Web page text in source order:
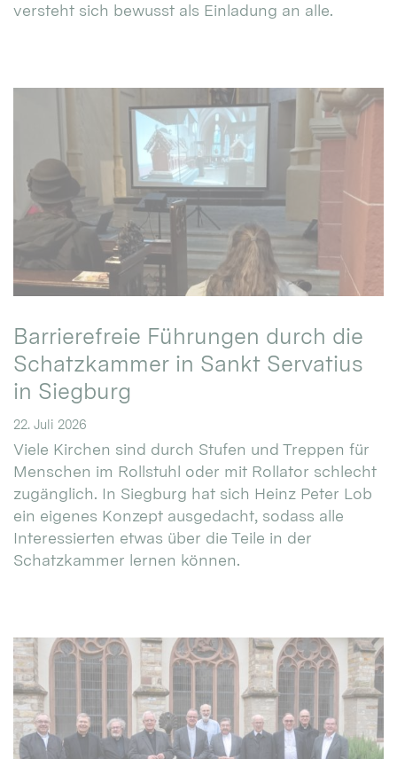
versteht sich bewusst als Einladung an alle.
Barrierefreie Führungen durch die
Schatzkammer in Sankt Servatius
in Siegburg
22. Juli 2026
Viele Kirchen sind durch Stufen und Treppen für
Menschen im Rollstuhl oder mit Rollator schlecht
zugänglich. In Siegburg hat sich Heinz Peter Lob
ein eigenes Konzept ausgedacht, sodass alle
Interessierten etwas über die Teile in der
Schatzkammer lernen können.